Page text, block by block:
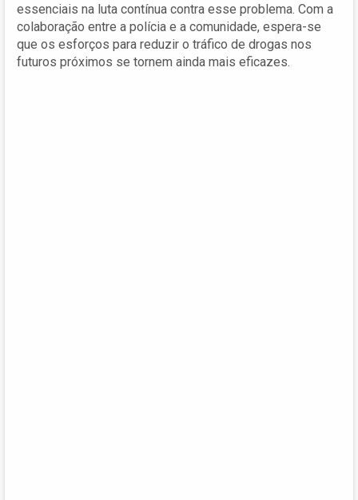
essenciais na luta contínua contra esse problema. Com a
colaboração entre a polícia e a comunidade, espera-se
que os esforços para reduzir o tráfico de drogas nos
futuros próximos se tornem ainda mais eficazes.